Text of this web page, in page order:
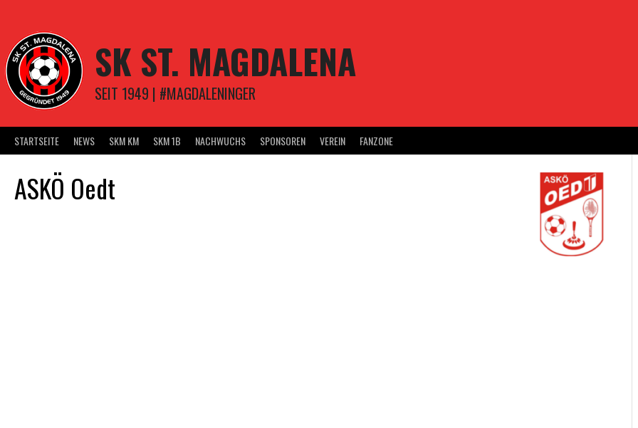
Inhalt
SK ST. MAGDALENA
SEIT 1949 | #MAGDALENINGER
STARTSEITE NEWS SKM KM SKM 1B NACHWUCHS SPONSOREN VEREIN FANZONE
ASKÖ Oedt